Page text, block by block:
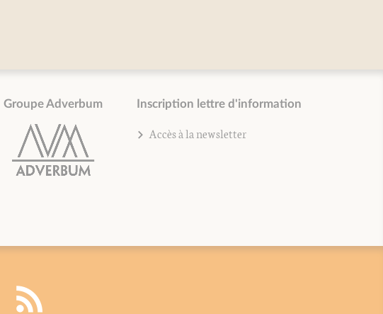
Groupe Adverbum Inscription lettre d'information
Accès à la newsletter